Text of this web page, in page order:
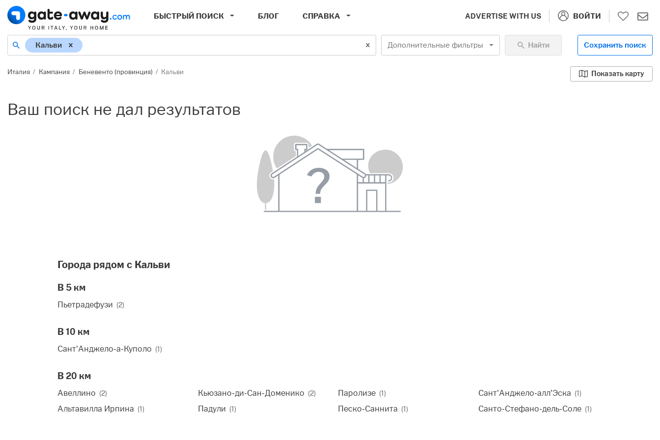
БЫСТРЫЙ ПОИСК БЛОГ СПРАВКА ADVERTISE WITH US ВОЙТИ
Кальви Дополнительные фильтры Найти Сохранить поиск
Италия Кампания Беневенто (провинция) Кальви Показать карту
Ваш поиск не дал результатов
Города рядом с Кальви
В 5 км
Пьетрадефузи (2)
В 10 км
Сант'Анджело-а-Куполо (1)
В 20 км
Авеллино (2)
Альтавилла Ирпина (1)
Кьюзано-ди-Сан-Доменико (2)
Падули (1)
Паролизе (1)
Песко-Саннита (1)
Сант'Анджело-алл'Эска (1)
Санто-Стефано-дель-Соле (1)